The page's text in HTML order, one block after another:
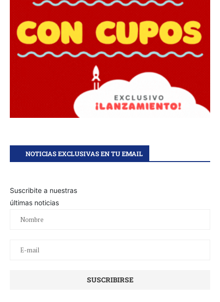
NOTICIAS EXCLUSIVAS EN TU EMAIL
Suscribite a nuestras
últimas noticias